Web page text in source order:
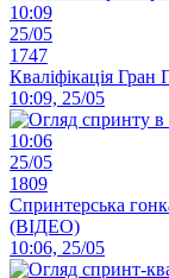
10:09
25/05
1747
Кваліфікація
10:09, 25/05
10:06
25/05
1809
Спринтерська
(ВІДЕО)
10:06, 25/05